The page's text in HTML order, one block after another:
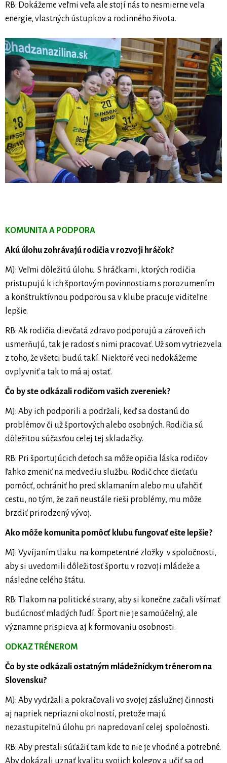
RB: Dokážeme veľmi veľa ale stojí nás to nesmierne veľa
energie, vlastných ústupkov a rodinného života.
KOMUNITA A PODPORA
Akú úlohu zohrávajú rodičia v rozvoji hráčok?
MJ: Veľmi dôležitú úlohu. S hráčkami, ktorých rodičia
pristupujú k ich športovým povinnostiam s porozumením
a konštruktívnou podporou sa v klube pracuje viditeľne
lepšie.
RB: Ak rodičia dievčatá zdravo podporujú a zároveň ich
usmerňujú, tak je radosť s nimi pracovať. Už som vytriezvela
z toho, že všetci budú takí. Niektoré veci nedokážeme
ovplyvniť a tak to má aj ostať.
Čo by ste odkázali rodičom vašich zvereniek?
MJ: Aby ich podporili a podržali, keď sa dostanú do
problémov či už športových alebo osobných. Rodičia sú
dôležitou súčasťou celej tej skladačky.
RB: Pri športujúcich deťoch sa môže opičia láska rodičov
ľahko zmeniť na medvediu službu. Rodič chce dieťaťu
pomôcť, ochrániť ho pred sklamaním alebo mu uľahčiť
cestu, no tým, že zaň neustále rieši problémy, mu môže
brzdiť prirodzený vývoj.
Ako môže komunita pomôcť klubu fungovať ešte lepšie?
MJ: Vyvíjaním tlaku na kompetentné zložky v spoločnosti,
aby si uvedomili dôležitosť športu v rozvoji mládeže a
následne celého štátu.
RB: Tlakom na politické strany, aby si konečne začali všímať
budúcnosť mladých ľudí. Šport nie je samoúčelný, ale
významne prispieva aj k formovaniu osobnosti.
ODKAZ TRÉNEROM
Čo by ste odkázali ostatným mládežníckym trénerom na
Slovensku?
MJ: Aby vydržali a pokračovali vo svojej záslužnej činnosti
aj napriek nepriazni okolností, pretože majú
nezastupiteľnú úlohu pri napredovaní celej spoločnosti.
RB: Aby prestali súťažiť tam kde to nie je vhodné a potrebné.
Aby dokázali uznať kvalitu svojich kolegov a učiť sa od